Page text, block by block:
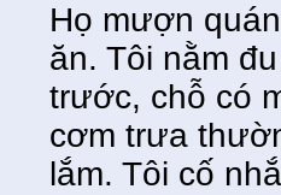
Họ mượn
ăn. Tôi nằm
trước, chỗ có
cơm trưa
lắm. Tôi cố